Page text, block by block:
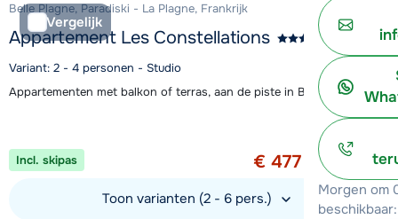
Morgen om
beschikbaar:
Vergelijk
Belle Plagne, Paradiski - La Plagne, Frankrijk
Appartement Les Constellations
Variant: 2 - 4 personen - Studio
Appartementen met balkon of terras, aan de piste in Belle Plagne
Aanbieding
1 week vanaf
€ 477 per persoon
Incl. skipas
Toon varianten (2 - 6 pers.)